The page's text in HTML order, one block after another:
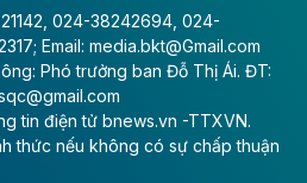
và Xây dựng Việt Nam
nửa đầu năm với doanh thu
tăng 4% so với cùng kỳ và
sử hoạt động của doanh
024-38242694, 024-
Email: media.bkt@Gmail.com
Phó trưởng ban Đỗ Thị Ái. ĐT:
tin điện tử bnews.vn -TTXVN.
thức nếu không có sự chấp thuận